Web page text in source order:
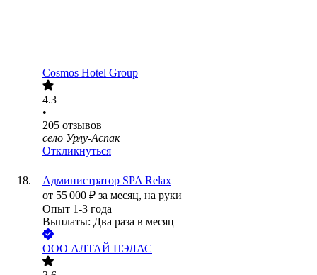
Cosmos Hotel Group
4.3
•
205 отзывов
село Урлу-Аспак
Откликнуться
Администратор SPA Relax
от 55 000 ₽ за месяц, на руки
Опыт 1-3 года
Выплаты: Два раза в месяц
ООО АЛТАЙ ПЭЛАС